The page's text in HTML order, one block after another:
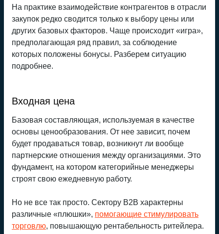
На практике взаимодействие контрагентов в отрасли
закупок редко сводится только к выбору цены или
других базовых факторов. Чаще происходит «игра»,
предполагающая ряд правил, за соблюдение
которых положены бонусы. Разберем ситуацию
подробнее.
Входная цена
Базовая составляющая, используемая в качестве
основы ценообразования. От нее зависит, почем
будет продаваться товар, возникнут ли вообще
партнерские отношения между организациями. Это
фундамент, на котором категорийные менеджеры
строят свою ежедневную работу.
Но не все так просто. Сектору B2B характерны
различные «плюшки», помогающие стимулировать
торговлю, повышающую рентабельность ритейлера.